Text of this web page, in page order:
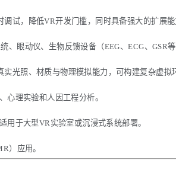
试，降低VR开发门槛，同时具备强大的扩展能
眼动仪、生物反馈设备（EEG、ECG、GSR
光照、材质与物理模拟能力，可构建复杂虚拟
心理实验和人因工程分析。
用于大型VR实验室或沉浸式系统部署。
）应用。